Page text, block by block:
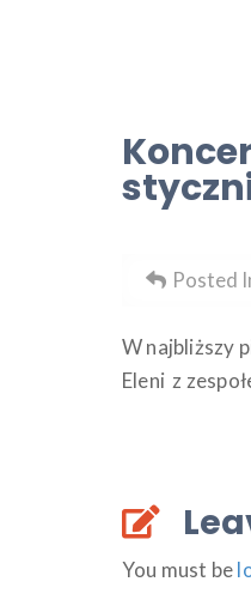
Posted
W najbliższy
Eleni z
You must be